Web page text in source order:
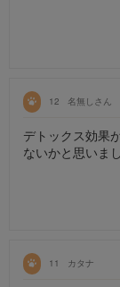
12 名無しさん
デトックス効果
ないかと思いま
11 カタナ